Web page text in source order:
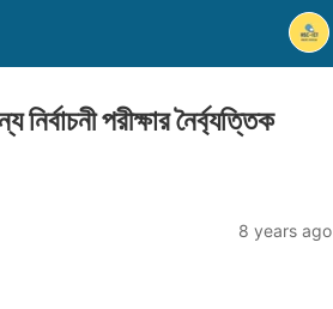
পরীক্ষার নৈর্ব্যত্তিক
8 years ago